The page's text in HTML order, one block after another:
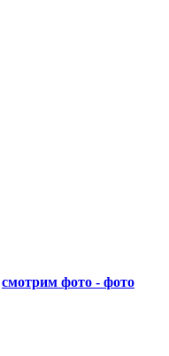
смотрим фото - фото